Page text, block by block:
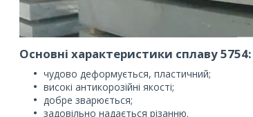
Основні характеристики сплаву 5754:
чудово деформується, пластичний;
високі антикорозійні якості;
добре зварюється;
задовільно надається різанню.